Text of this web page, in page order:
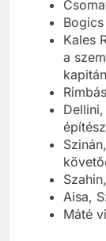
Kales
a
építész
Aisa,
Máté